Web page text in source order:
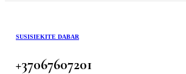
SUSISIEKITE DABAR
+37067607201